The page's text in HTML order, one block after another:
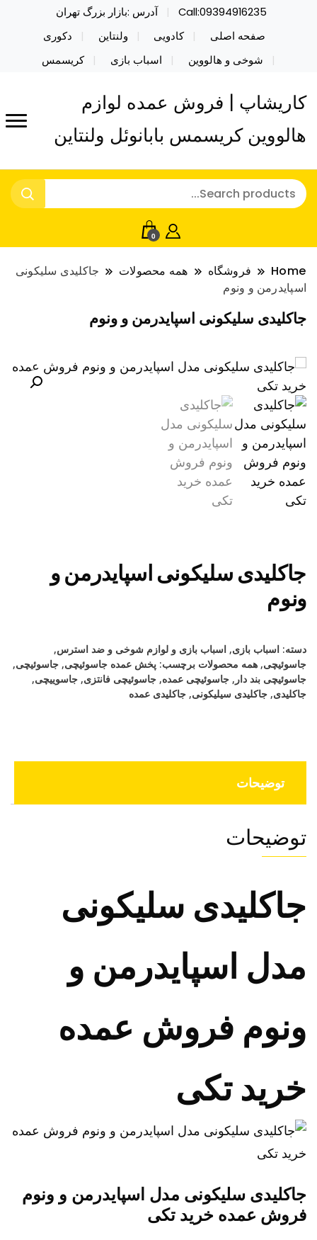
Call:09394916235
آدرس :بازار بزرگ تهران
صفحه اصلی
کادویی ولنتاین
دکوری
شوخی و هالووین
اسباب بازی کریسمس
کاریشاپ | فروش عمده لوازم
هالووین کریسمس بابانوئل ولنتاین
0
Home فروشگاه همه محصولات
جاکلیدی سلیکونی
اسپایدرمن و ونوم
جاکلیدی سلیکونی اسپایدرمن و ونوم
جاکلیدی سلیکونی اسپایدرمن و
ونوم
دسته: اسباب بازی, اسباب بازی و لوازم شوخی و ضد استرس,
جاسوئیچی, همه محصولات برچسب: پخش عمده جاسوئیچی, جاسوئیچی,
جاسوئیچی بند دار , جاسوئیچی عمده, جاسوئیچی فانتزی, جاسوییچی,
جاکلیدی, جاکلیدی سیلیکونی, جاکلیدی عمده
توضیحات
توضیحات
جاکلیدی سلیکونی
مدل اسپایدرمن و
ونوم فروش عمده
خرید تکی
جاکلیدی سلیکونی مدل اسپایدرمن و ونوم
فروش عمده خرید تکی